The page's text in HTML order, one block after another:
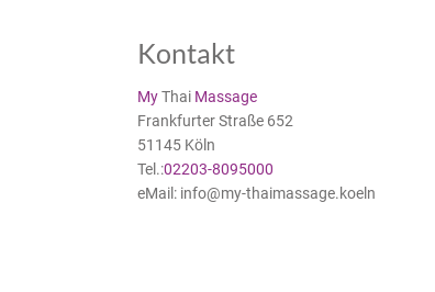
Kontakt
MyThai Massage
Frankfurter Straße 652
51145 Köln
Tel.:02203-8095000
eMail: info@my-thaimassage.koeln